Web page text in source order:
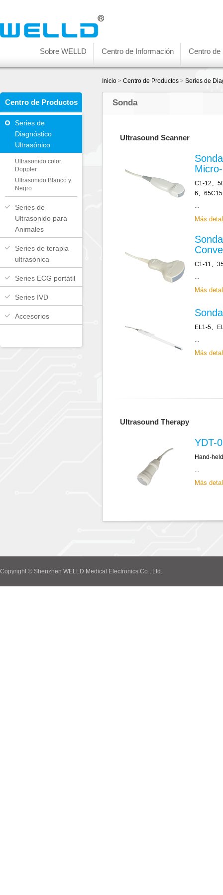
Sobre WELLD Centro de Información Centro de
Centro de Productos
Series de
Diagnóstico
Ultrasónico
Ultrasonido color
Doppler
Ultrasonido Blanco y
Negro
Series de
Ultrasonido para
Animales
Series de terapia
ultrasónica
Series ECG portátil
Series IVD
Accesorios
Inicio > Centro de Productos > Series de
Sonda
Ultrasound Scanner
C1-12、
6、
...
Más
C1-11、
...
Más
EL1-5、
...
Más
Ultrasound Therapy
YDT-
Hand-
...
Más
Copyright © Shenzhen WELLD Medical Electronics Co., Ltd.